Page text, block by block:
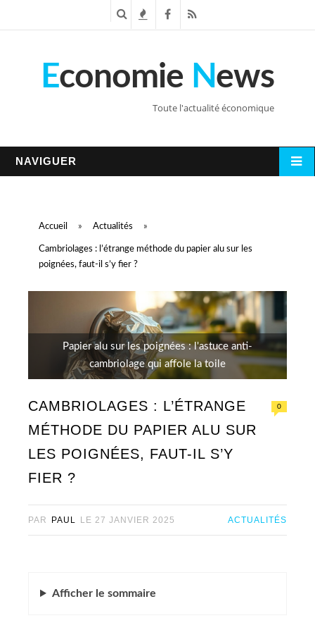
c n
s
F
c
R
S
Economie News
Toute l'actualité économique
NAVIGUER
Accueil » Actualités »
Cambriolages : l’étrange méthode du papier alu sur les
poignées, faut-il s’y fier ?
Papier alu sur les poignées : l'astuce anti-
cambriolage qui affole la toile
CAMBRIOLAGES : L’ÉTRANGE
MÉTHODE DU PAPIER ALU SUR
LES POIGNÉES, FAUT-IL S’Y
FIER ?
0
PAR PAUL LE 27 JANVIER 2025 ACTUALITÉS
Afficher le sommaire